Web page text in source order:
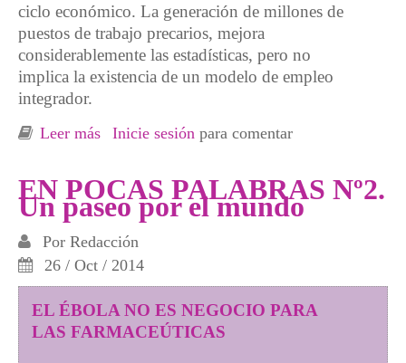
ciclo económico. La generación de millones de
puestos de trabajo precarios, mejora
considerablemente las estadísticas, pero no
implica la existencia de un modelo de empleo
integrador.
Leer más sobre En Pocas Palabras Desmontando
Inicie sesión para comentar
EN POCAS PALABRAS Nº2.
Un paseo por el mundo
Por Redacción
26 / Oct / 2014
EL ÉBOLA NO ES NEGOCIO PARA
LAS FARMACEÚTICAS